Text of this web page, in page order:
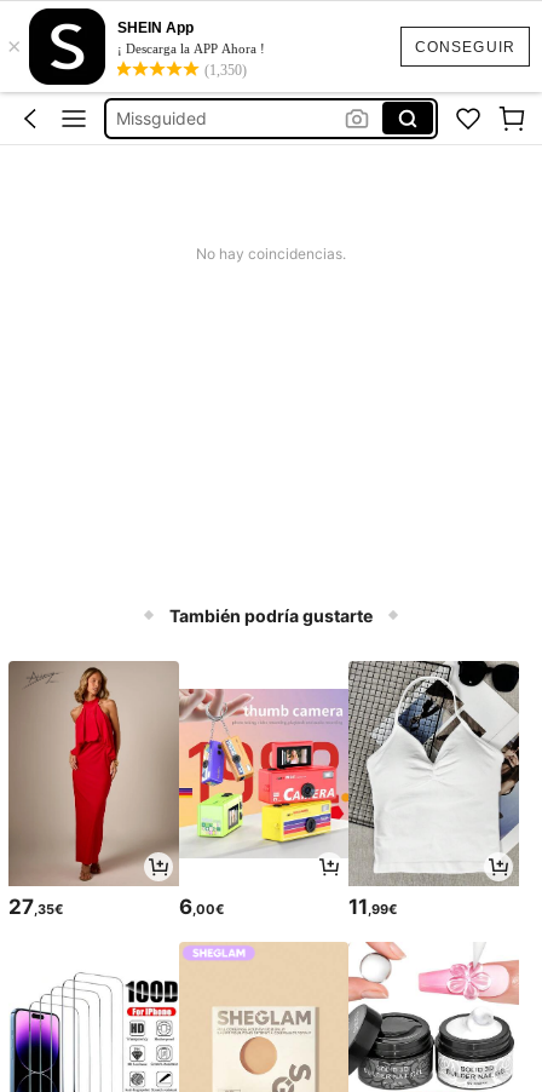
CONSEGUIR
×
SHEIN App
¡ Descarga la APP Ahora !
(1,350)
Vestido Verano Mujer
Bikinis Mujer
Bañadores De Mujer
Missguided
No hay coincidencias.
También podría gustarte
27 ,35€ 6,00€ 11 ,99€